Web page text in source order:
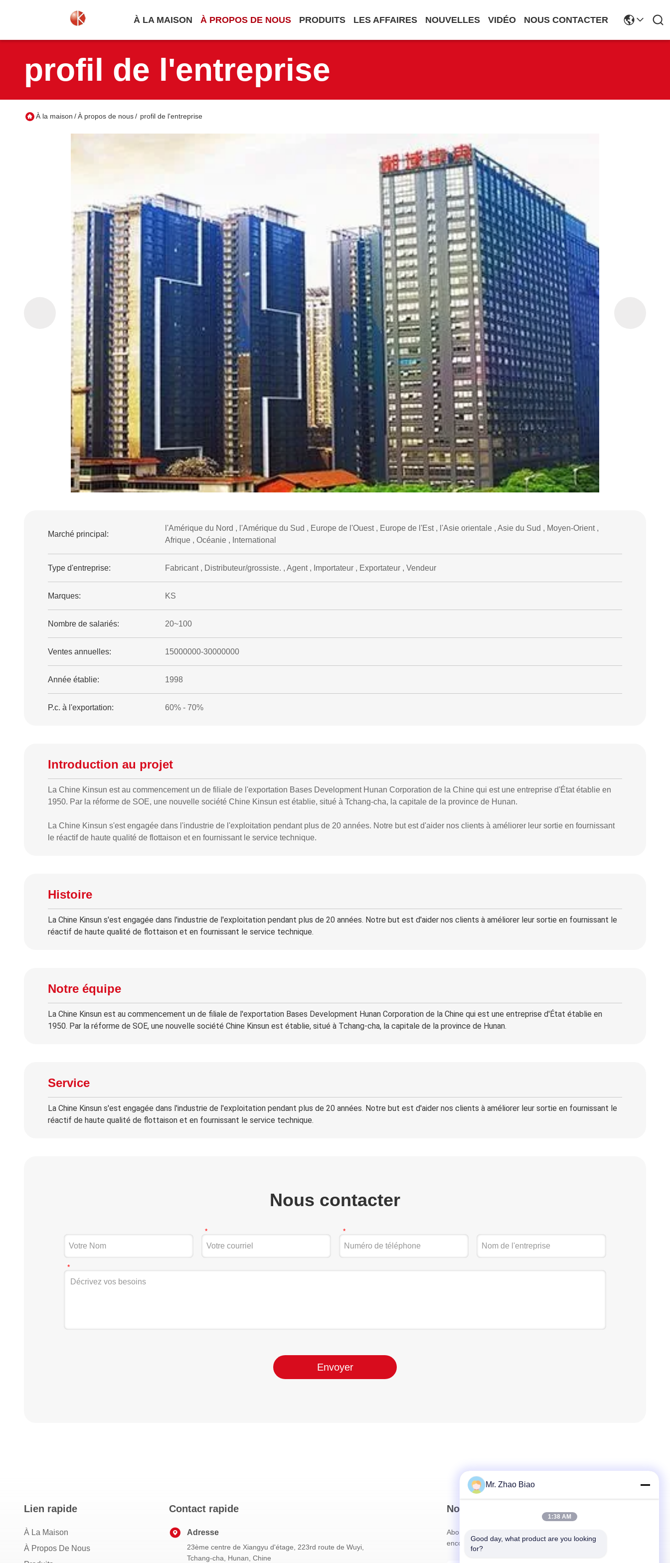
À LA MAISON À PROPOS DE NOUS PRODUITS LES AFFAIRES NOUVELLES VIDÉO NOUS CONTACTER
profil de l'entreprise
À la maison /À propos de nous/ profil de l'entreprise
Marché principal:
l'Amérique du Nord , l'Amérique du Sud , Europe de l'Ouest , Europe de l'Est , l'Asie orientale , Asie du Sud , Moyen-Orient ,
Afrique , Océanie , International
Type d'entreprise: Fabricant , Distributeur/grossiste. , Agent , Importateur , Exportateur , Vendeur
Marques: KS
Nombre de salariés: 20~100
Ventes annuelles: 15000000-30000000
Année établie: 1998
P.c. à l'exportation: 60% - 70%
Introduction au projet
La Chine Kinsun est au commencement un de filiale de l'exportation Bases Development Hunan Corporation de la Chine qui est une entreprise d'État établie en
1950. Par la réforme de SOE, une nouvelle société Chine Kinsun est établie, situé à Tchang-cha, la capitale de la province de Hunan.
La Chine Kinsun s'est engagée dans l'industrie de l'exploitation pendant plus de 20 années. Notre but est d'aider nos clients à améliorer leur sortie en fournissant
le réactif de haute qualité de flottaison et en fournissant le service technique.
Histoire
La Chine Kinsun s'est engagée dans l'industrie de l'exploitation pendant plus de 20 années. Notre but est d'aider nos clients à améliorer leur sortie en fournissant le
réactif de haute qualité de flottaison et en fournissant le service technique.
Notre équipe
La Chine Kinsun est au commencement un de filiale de l'exportation Bases Development Hunan Corporation de la Chine qui est une entreprise d'État établie en
1950. Par la réforme de SOE, une nouvelle société Chine Kinsun est établie, situé à Tchang-cha, la capitale de la province de Hunan.
Service
La Chine Kinsun s'est engagée dans l'industrie de l'exploitation pendant plus de 20 années. Notre but est d'aider nos clients à améliorer leur sortie en fournissant le
réactif de haute qualité de flottaison et en fournissant le service technique.
Nous contacter
Envoyer
Lien rapide
À La Maison
À Propos De Nous
Contact rapide
Adresse
23ème centre de Xiangyu d'étage, 223rd route de Wuyi,
Tchang-cha, Hunan, Chine
Notre Newsletter
Abonnez-vous à notre newsletter pour des réductions et plus
encore.
Mr. Zhao Biao
1:38 AM
Good day, what product are you looking
for?